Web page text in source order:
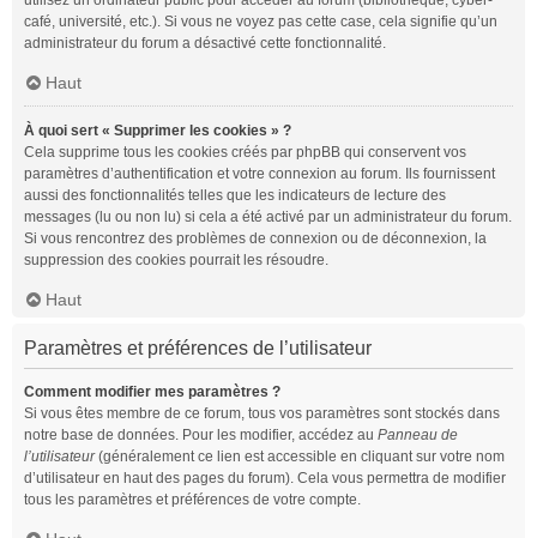
café, université, etc.). Si vous ne voyez pas cette case, cela signifie qu’un
administrateur du forum a désactivé cette fonctionnalité.
Haut
À quoi sert « Supprimer les cookies » ?
Cela supprime tous les cookies créés par phpBB qui conservent vos
paramètres d’authentification et votre connexion au forum. Ils fournissent
aussi des fonctionnalités telles que les indicateurs de lecture des
messages (lu ou non lu) si cela a été activé par un administrateur du forum.
Si vous rencontrez des problèmes de connexion ou de déconnexion, la
suppression des cookies pourrait les résoudre.
Haut
Paramètres et préférences de l’utilisateur
Comment modifier mes paramètres ?
Si vous êtes membre de ce forum, tous vos paramètres sont stockés dans
notre base de données. Pour les modifier, accédez au Panneau de
l’utilisateur(généralement ce lien est accessible en cliquant sur votre nom
d’utilisateur en haut des pages du forum). Cela vous permettra de modifier
tous les paramètres et préférences de votre compte.